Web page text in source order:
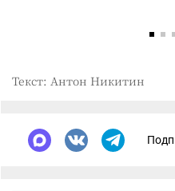
Текст: Антон Никитин